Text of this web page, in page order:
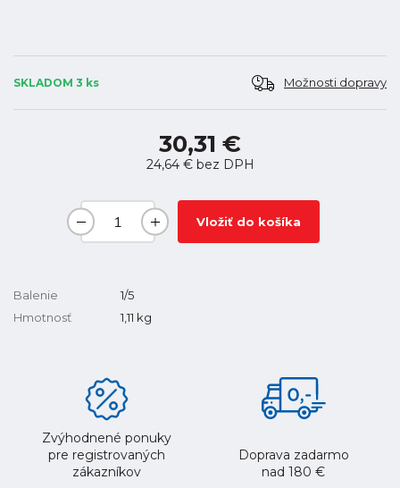
SKLADOM 3 ks Možnosti dopravy
30,31 €
24,64 €bez DPH
Vložiť do košíka
Balenie
1/5
Hmotnosť
1,11 kg
Zvýhodnené ponuky
pre registrovaných
zákazníkov
Doprava zadarmo
nad 180 €